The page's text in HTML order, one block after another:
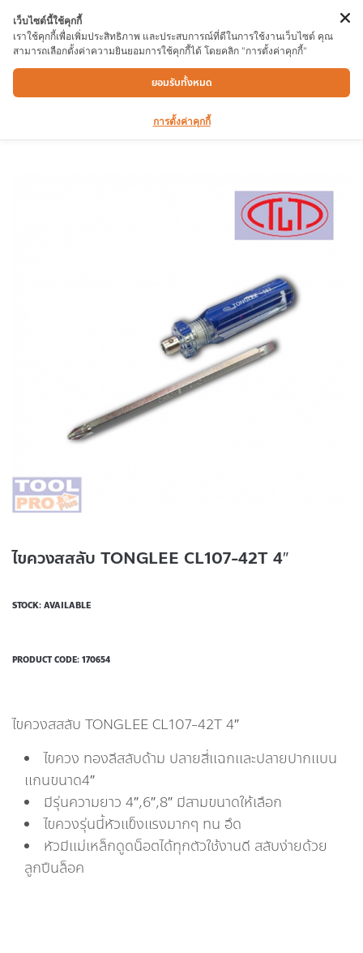
ไขควงสสลับ TONGLEE CL107-42T 4″
ไขควงสสลับ TONGLEE CL107-42T 4″
STOCK: AVAILABLE
PRODUCT CODE: 170654
ไขควงสสลับ TONGLEE CL107-42T 4″
ไขควง ทองลีสลับด้าม ปลายสี่แฉกและปลายปากแบน
แกนขนาด4″
มีรุ่นความยาว 4″,6″,8″ มีสามขนาดให้เลือก
ไขควงรุ่นนี้หัวแข็งแรงมากๆ ทน อึด
หัวมีแม่เหล็กดูดน็อตได้ทุกตัวใช้งานดี สลับง่ายด้วย
ลูกปืนล็อค
เว็บไซต์นี้ใช้คุกกี้
เราใช้คุกกี้เพื่อเพิ่มประสิทธิภาพ และประสบการณ์ที่ดีในการใช้งานเว็บไซต์ คุณ
สามารถเลือกตั้งค่าความยินยอมการใช้คุกกี้ได้ โดยคลิก "การตั้งค่าคุกกี้"
ยอมรับทั้งหมด
การตั้งค่าคุกกี้